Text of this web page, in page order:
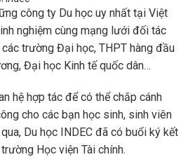
công ty Du học uy nhất tại Việt
nghiệm cùng mạng lưới đối tác
trường Đại học, THPT hàng đầu
Đại học Kinh tế quốc dân…
hệ hợp tác để có thể chắp cánh
cho các bạn học sinh, sinh viên
Du học INDEC đã có buổi ký kết
Học viện Tài chính.